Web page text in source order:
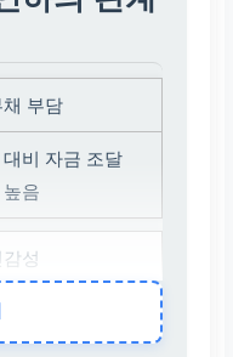
부담
비 자금 조달
음
성
이 수익에 미
이 큼